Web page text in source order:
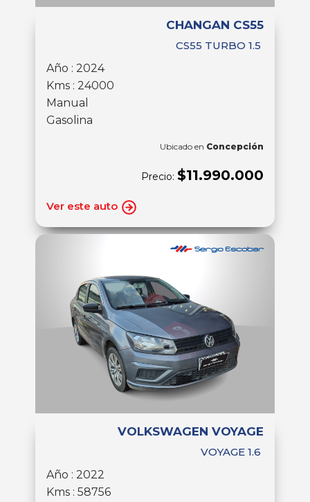
CHANGAN CS55
CS55 TURBO 1.5
Año : 2024
Kms : 24000
Manual
Gasolina
Ubicado en Concepción
Precio: $11.990.000
Ver este auto
VOLKSWAGEN VOYAGE
VOYAGE 1.6
Año : 2022
Kms : 58756